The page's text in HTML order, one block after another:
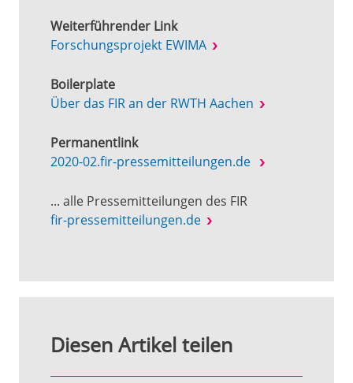
Weiterführender Link
Forschungsprojekt EWIMA
Boilerplate
Über das FIR an der RWTH Aachen
Permanentlink
2020-02.fir-pressemitteilungen.de
... alle Pressemitteilungen des FIR
fir-pressemitteilungen.de
Diesen Artikel teilen